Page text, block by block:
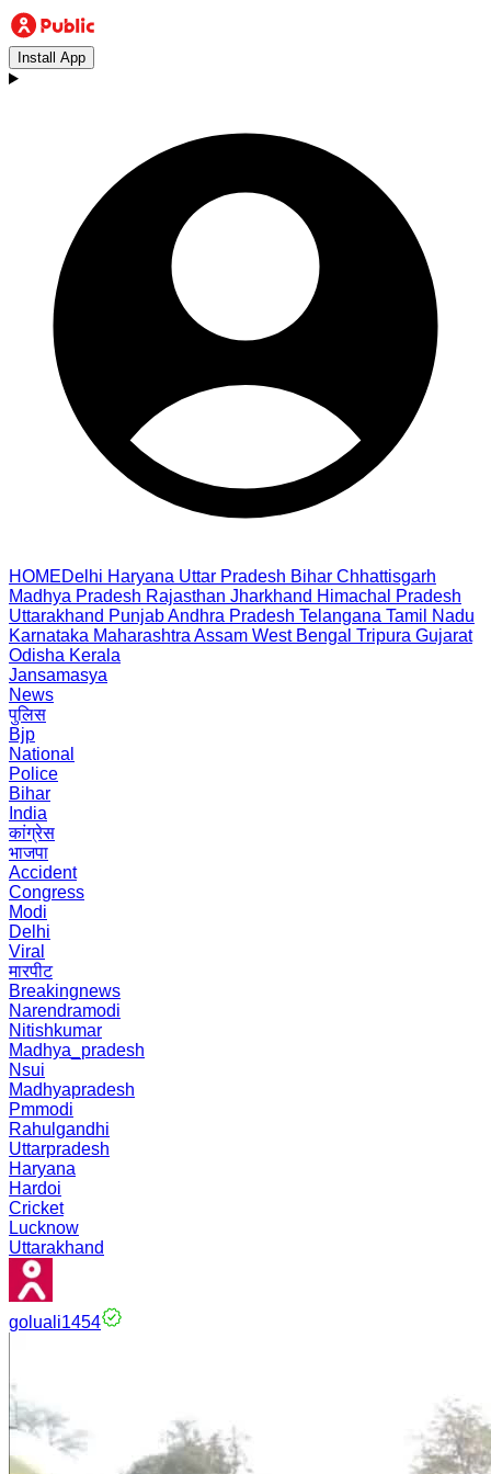
Install App
HOMEDelhi Haryana Uttar Pradesh Bihar Chhattisgarh
Madhya Pradesh Rajasthan Jharkhand Himachal Pradesh
Uttarakhand PunjabAndhra Pradesh Telangana Tamil Nadu
Karnataka Maharashtra Assam West Bengal Tripura Gujarat
Odisha Kerala
Jansamasya
News
पुलिस
Bjp
National
Police
Bihar
India
कांग्रेस
भाजपा
Accident
Congress
Modi
Delhi
Viral
मारपीट
Breakingnews
Narendramodi
Nitishkumar
Madhya_pradesh
Nsui
Madhyapradesh
Pmmodi
Rahulgandhi
Uttarpradesh
Haryana
Hardoi
Cricket
Lucknow
Uttarakhand
goluali1454